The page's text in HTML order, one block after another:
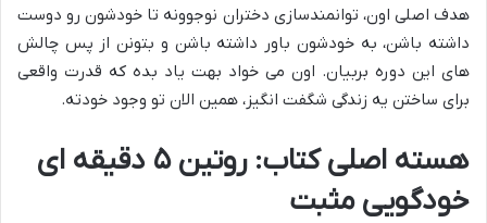
هدف اصلی اون، توانمندسازی دختران نوجوونه تا خودشون رو دوست
داشته باشن، به خودشون باور داشته باشن و بتونن از پس چالش
های این دوره بربیان. اون می خواد بهت یاد بده که قدرت واقعی
برای ساختن یه زندگی شگفت انگیز، همین الان تو وجود خودته.
هسته اصلی کتاب: روتین ۵ دقیقه ای
خودگویی مثبت